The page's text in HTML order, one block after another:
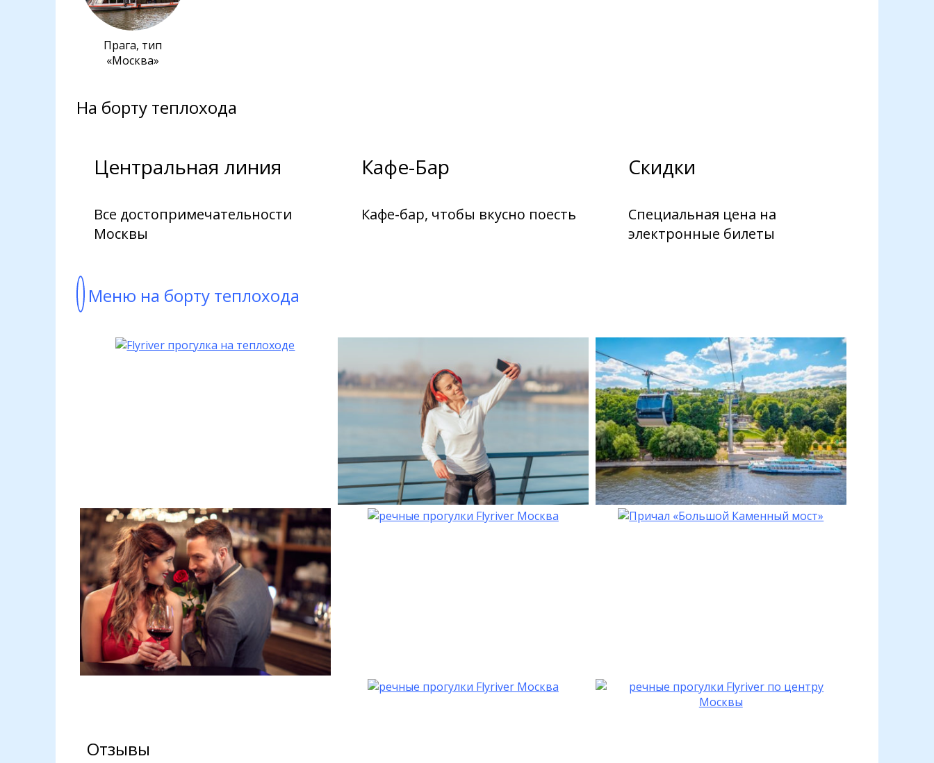
Прага, тип
«Москва»
На борту теплохода
Центральная линия
Все достопримечательности
Москвы
Кафе-Бар
Кафе-бар, чтобы вкусно поесть
Скидки
Специальная цена на
электронные билеты
Меню на борту теплохода
Отзывы